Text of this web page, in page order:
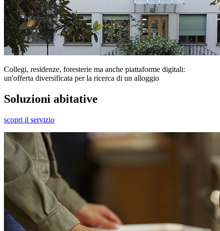
Collegi, residenze, foresterie ma anche piattaforme digitali:
un'offerta diversificata per la ricerca di un alloggio
Soluzioni abitative
scopri il servizio